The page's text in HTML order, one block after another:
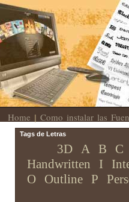
Home | Como instalar las
Tags de Letras
3D A B C
Handwritten
I
O
Outline P